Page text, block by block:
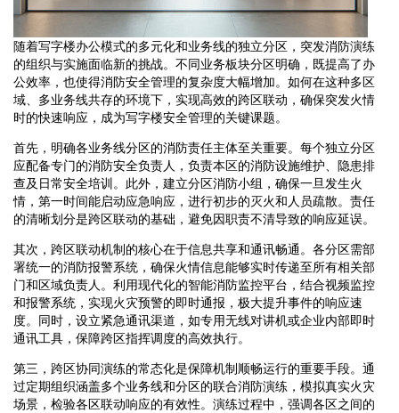
随着写字楼办公模式的多元化和业务线的独立分区，突发消防演练
的组织与实施面临新的挑战。不同业务板块分区明确，既提高了办
公效率，也使得消防安全管理的复杂度大幅增加。如何在这种多区
域、多业务线共存的环境下，实现高效的跨区联动，确保突发火情
时的快速响应，成为写字楼安全管理的关键课题。
首先，明确各业务线分区的消防责任主体至关重要。每个独立分区
应配备专门的消防安全负责人，负责本区的消防设施维护、隐患排
查及日常安全培训。此外，建立分区消防小组，确保一旦发生火
情，第一时间能启动应急响应，进行初步的灭火和人员疏散。责任
的清晰划分是跨区联动的基础，避免因职责不清导致的响应延误。
其次，跨区联动机制的核心在于信息共享和通讯畅通。各分区需部
署统一的消防报警系统，确保火情信息能够实时传递至所有相关部
门和区域负责人。利用现代化的智能消防监控平台，结合视频监控
和报警系统，实现火灾预警的即时通报，极大提升事件的响应速
度。同时，设立紧急通讯渠道，如专用无线对讲机或企业内部即时
通讯工具，保障跨区指挥调度的高效执行。
第三，跨区协同演练的常态化是保障机制顺畅运行的重要手段。通
过定期组织涵盖多个业务线和分区的联合消防演练，模拟真实火灾
场景，检验各区联动响应的有效性。演练过程中，强调各区之间的